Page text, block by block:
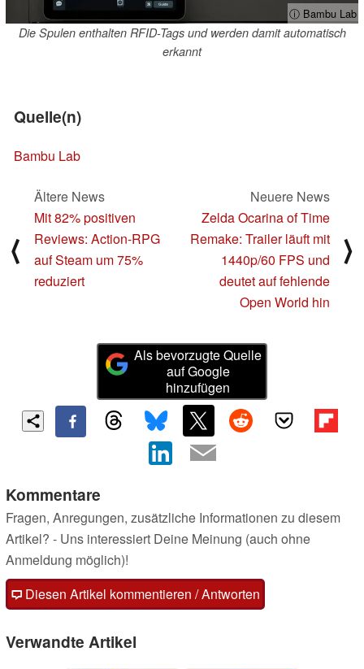
ⓘ Bambu Lab
Die Spulen enthalten RFID-Tags und werden damit automatisch
erkannt
Quelle(n)
Bambu Lab
⟨
Ältere News
Mit 82% positiven
Reviews: Action-RPG
auf Steam um 75%
reduziert
Neuere News
Zelda Ocarina of Time
Remake: Trailer läuft mit
1440p/60 FPS und
deutet auf fehlende
Open World hin
⟩
Als bevorzugte Quelle
auf Google
hinzufügen
Kommentare
Fragen, Anregungen, zusätzliche Informationen zu diesem
Artikel? - Uns interessiert Deine Meinung (auch ohne
Anmeldung möglich)!
Diesen Artikel kommentieren / Antworten
Verwandte Artikel